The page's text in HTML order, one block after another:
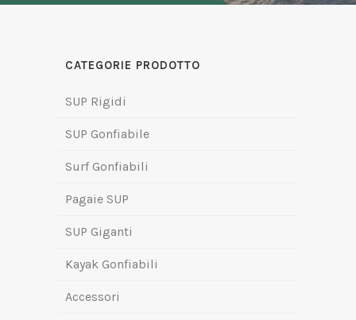
CATEGORIE PRODOTTO
SUP Rigidi
SUP Gonfiabile
Surf Gonfiabili
Pagaie SUP
SUP Giganti
Kayak Gonfiabili
Accessori